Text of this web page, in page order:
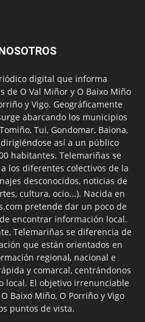
digital que informa
de O Val Miñor y O Baixo Miño
y Vigo. Geográficamente
abarcando los municipios
Tui, Gondomar, Baiona,
así a un público
habitantes. Telemariñas se
los diferentes colectivos de la
desconocidos, noticias de
cultura, ocio...). Nacida en
pretende dar un poco de
encontrar información local.
Telemariñas se diferencia de
que están orientados en
regional, nacional e
y comarcal, centrándonos
local. El objetivo irrenunciable
Baixo Miño, O Porriño y Vigo
puntos de vista.